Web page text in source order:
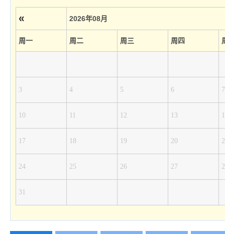
« 2026年08月
周一 周二 周三 周四
3 4 5 6 7
10 11 12 13
17 18 19 20
24 25 26 27
31